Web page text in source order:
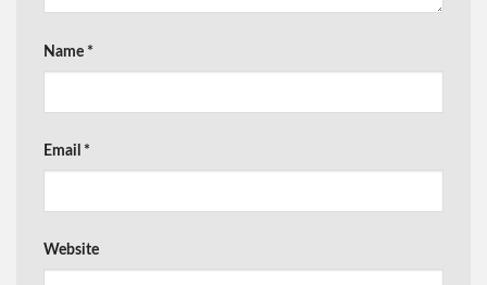
Name *
Email *
Website